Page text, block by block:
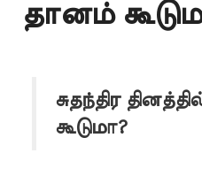
தானம்
சுதந்திர
கூடுமா?